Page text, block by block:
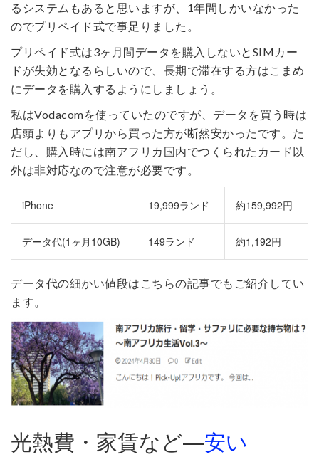
るシステムもあると思いますが、1年間しかいなかった
のでプリペイド式で事足りました。
プリペイド式は3ヶ月間データを購入しないとSIMカー
ドが失効となるらしいので、長期で滞在する方はこまめ
にデータを購入するようにしましょう。
私はVodacomを使っていたのですが、データを買う時は
店頭よりもアプリから買った方が断然安かったです。た
だし、購入時には南アフリカ国内でつくられたカード以
外は非対応なので注意が必要です。
iPhone 19,999ランド 約159,992円
データ代(1ヶ月10GB) 149ランド 約1,192円
データ代の細かい値段はこちらの記事でもご紹介してい
ます。
光熱費・家賃など―安い